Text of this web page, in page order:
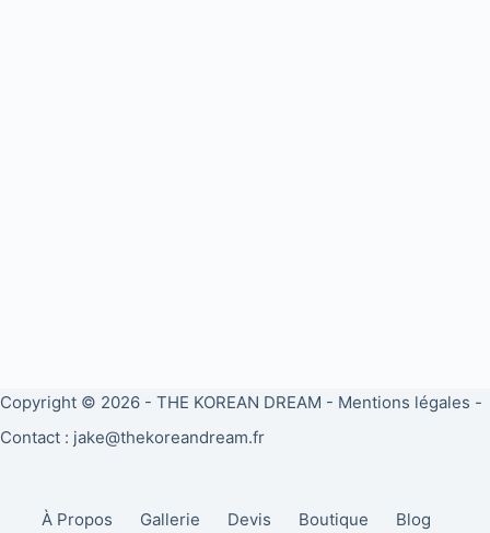
Copyright © 2026 - THE KOREAN DREAM - Mentions légales -
Contact : jake@thekoreandream.fr
À Propos Gallerie Devis Boutique Blog